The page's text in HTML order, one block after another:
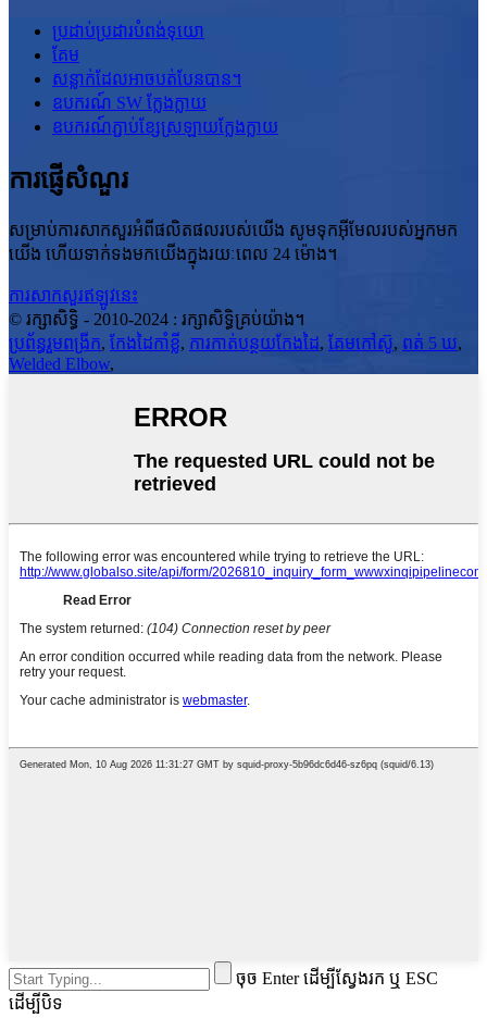
ប្រដាប់ប្រដារបំពង់ទុយោ
គែម
សន្លាក់ដែលអាចបត់បែនបាន។
ឧបករណ៍ SW ក្លែងក្លាយ
ឧបករណ៍ភ្ជាប់ខ្សែស្រឡាយក្លែងក្លាយ
ការផ្ញើសំណួរ
សម្រាប់ការសាកសួរអំពីផលិតផលរបស់យើង សូមទុកអ៊ីមែលរបស់អ្នកមក
យើង ហើយទាក់ទងមកយើងក្នុងរយៈពេល 24 ម៉ោង។
ការសាកសួរឥឡូវនេះ
© រក្សាសិទ្ធិ - 2010-2024 : រក្សាសិទ្ធិគ្រប់យ៉ាង។
ប្រព័ន្ធរួមពង្រីក, កែងដៃកាំខ្លី, ការកាត់បន្ថយកែងដៃ, គែមកៅស៊ូ, ពត់ 5 ឃ,
Welded Elbow,
ចុច Enter ដើម្បីស្វែងរក ឬ ESC
ដើម្បីបិទ